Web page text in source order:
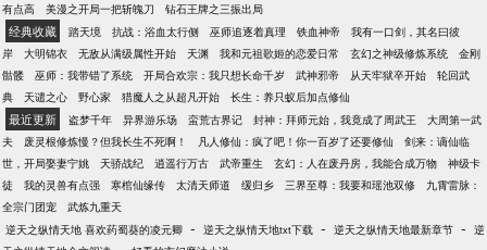
有点高
美漫之开局一把斩魄刀 钻石王牌之三振出局
经典收藏 踏天境 抗战：浴血太行侧 巫师追逐着真理 铁血神帝
我有一口剑，其名曰彼
岸
大明锦衣 无敌从满级属性开始 天渊 我和元祖歌姬的恋爱日常 玄幻之神级修炼系统
金刚
骷髅
巫师：我带错了系统 开局合欢宗：我只想长命千岁 武神邪帝 从天牢狱卒开始
轮回武
典
天谴之心 野心家 猎魔人之从超凡开始 长生：养只蚁后加点修仙
最近更新 盗梦千年 异界游乐场 蛮荒古界记 封神：拜师元始，我竟成了周武王
大周第一武
夫
废灵根修炼慢？但我长生不死啊！ 凡人修仙：疯了吧！你一百岁了还要修仙
剑来：谪仙临
世，开局娶妻宁姚
天骄战纪 逍遥行万古 武帝重生 玄幻：人在废丹房，我能合成万物
神级卡
徒
我的灵兽有点强 寒棺仙缘传 太清天师道 缓归乡 三界至尊：我要和瑶池双修
九霄雷脉：
全宗门团宠
武炼九重天
逆天之纵情天地 喜欢药蜀葵的凌元卿 - 逆天之纵情天地txt下载 - 逆天之纵情天地最新章节 - 逆